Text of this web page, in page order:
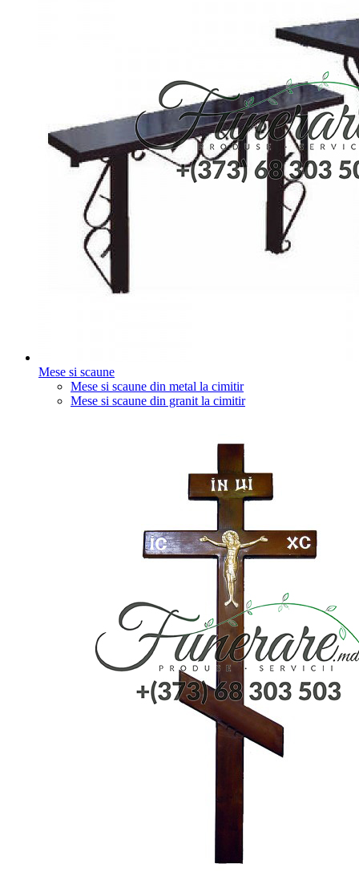
Mese si scaune
Mese si scaune din metal la cimitir
Mese si scaune din granit la cimitir